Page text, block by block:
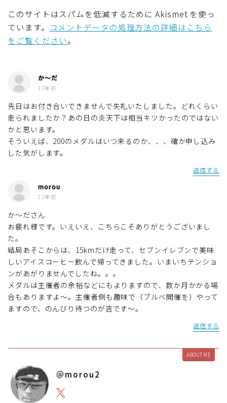
このサイトはスパムを低減するために Akismet を使っ
ています。 コメントデータの処理方法の詳細はこちら
をご覧ください。
か～だ
12年前
先日はお付き合いできませんで失礼いたしました。どれくらい
走られましたか？あの日の炎天下は相当キツかったのではない
かと思います。
そういえば、200のメダルはいつ来るのか、、、確か申し込み
した気がします。
返信する
morou
12年前
か～ださん
お疲れ様です。いえいえ、こちらこそありがとうございまし
た。
結局あそこからは、15kmだけ走って、セブンイレブンで美味
しいアイスコーヒー飲んで帰ってきました。いまいちテンショ
ンがあがりませんでしたね。。。
メダルは主催者の余裕などにもよりますので、数か月かかる場
合もありますよ～。主催者側も趣味で（ブルベ開催を）やって
ますので、のんびり待つのが吉です～。
返信する
ABOUT ME
＠morou2